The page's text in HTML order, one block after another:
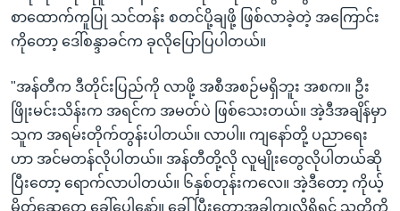
စာထောက်ကူပြု သင်တန်း စတင်ပို့ချဖို့ ဖြစ်လာခဲ့တဲ့ အကြောင်း
ကိုတော့ ဒေါ်စန္ဒာခင်က ခုလိုပြောပြပါတယ်။
"အန်တီက ဒီတိုင်းပြည်ကို လာဖို့ အစီအစဉ်မရှိဘူး အစက။ ဦး
ဖြိုးမင်းသိန်းက အရင်က အမတ်ပဲ ဖြစ်သေးတယ်။ အဲ့ဒီအချိန်မှာ
သူက အရမ်းတိုက်တွန်းပါတယ်။ လာပါ။ ကျနော်တို့ ပညာရေး
ဟာ အင်မတန်လိုပါတယ်။ အန်တီတို့လို လူမျိုးတွေလိုပါတယ်ဆို
ပြီးတော့ ရောက်လာပါတယ်။ ၆နှစ်တုန်းကလေ။ အဲ့ဒီတော့ ကိုယ့်
မိတ်ဆွေတွေ ခေါ်ပေါ့နော်။ ခေါ်ပြီးတော့အခါကျလို့ရှိရင် သူတို့ကို